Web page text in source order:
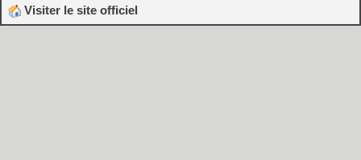
Visiter le site officiel